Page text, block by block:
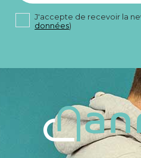
J'accepte de recevoir la
données)